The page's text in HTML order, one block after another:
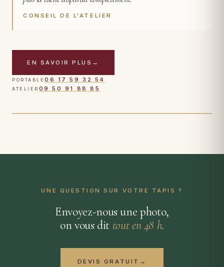
CONSEIL DE L'ATELIER
EN SAVOIR PLUS →
PORTABLE06 17 59 32 54
ATELIER 09 50 91 88 85
CAS TRAITÉ
Tapis persan · traces d'humidité · après intervention
UNE QUESTION SUR VOTRE TAPIS ?
Envoyez-nous une photo,
on vous dit tout en 48 h.
DEVIS GRATUIT →